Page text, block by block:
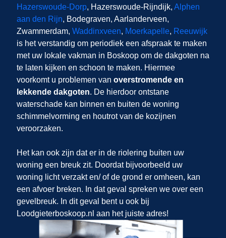
Hazerswoude-Dorp, Hazerswoude-Rijndijk, Alphen
aan den Rijn, Bodegraven, Aarlanderveen,
Zwammerdam, Waddinxveen, Moerkapelle, Reeuwijk
is het verstandig om periodiek een afspraak te maken
met uw lokale vakman in Boskoop om de dakgoten na
te laten kijken en schoon te maken. Hiermee
voorkomt u problemen van overstromende en
lekkende dakgoten. De hierdoor ontstane
waterschade kan binnen en buiten de woning
schimmelvorming en houtrot van de kozijnen
veroorzaken.
Het kan ook zijn dat er in de riolering buiten uw
woning een breuk zit. Doordat bijvoorbeeld uw
woning licht verzakt en/ of de grond er omheen, kan
een afvoer breken. In dat geval spreken we over een
gevelbreuk. In dit geval bent u ook bij
Loodgieterboskoop.nl aan het juiste adres!